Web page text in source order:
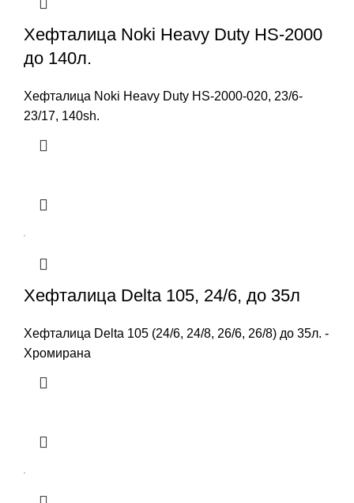
Хефталица Noki Heavy Duty HS-2000
до 140л.
Хефталица Noki Heavy Duty HS-2000-020, 23/6-
23/17, 140sh.
Хефталица Delta 105, 24/6, до 35л
Хефталица Delta 105 (24/6, 24/8, 26/6, 26/8) до 35л. -
Хромирана